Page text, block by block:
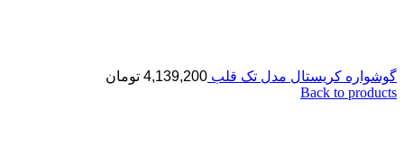
گوشواره کریستال مدل تک قلب 4,139,200 تومان
Back to products